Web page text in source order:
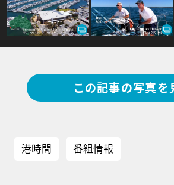
この記事の写真を
港時間 番組情報